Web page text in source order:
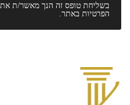
בשליחת טופס זה הנך מאשר/ת את
הפרטיות באתר.